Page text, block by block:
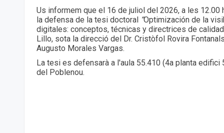
Us informem que el 16 de juliol del 2026, a les 12.00
la defensa de la tesi doctoral “Optimización de la
digitales: conceptos, técnicas y directrices de calidad
Lillo, sota la direcció del Dr. Cristòfol Rovira
Augusto Morales Vargas.
La tesi es defensarà a l'aula 55.410 (4a planta edifici
del Poblenou.